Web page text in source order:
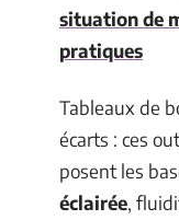
situation de
pratiques
Tableaux de
écarts : ces
posent les
éclairée,